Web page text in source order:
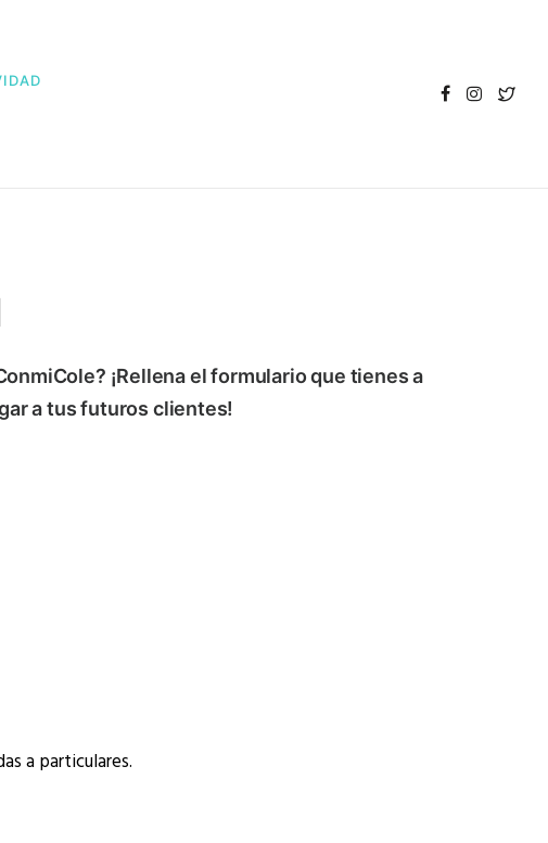
¡Rellena el formulario que tienes a
a tus futuros clientes!
a particulares.